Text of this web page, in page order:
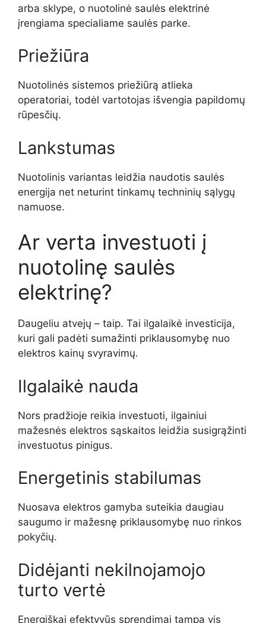
arba sklype, o nuotolinė saulės elektrinė
įrengiama specialiame saulės parke.
Priežiūra
Nuotolinės sistemos priežiūrą atlieka
operatoriai, todėl vartotojas išvengia papildomų
rūpesčių.
Lankstumas
Nuotolinis variantas leidžia naudotis saulės
energija net neturint tinkamų techninių sąlygų
namuose.
Ar verta investuoti į
nuotolinę saulės
elektrinę?
Daugeliu atvejų – taip. Tai ilgalaikė investicija,
kuri gali padėti sumažinti priklausomybę nuo
elektros kainų svyravimų.
Ilgalaikė nauda
Nors pradžioje reikia investuoti, ilgainiui
mažesnės elektros sąskaitos leidžia susigrąžinti
investuotus pinigus.
Energetinis stabilumas
Nuosava elektros gamyba suteikia daugiau
saugumo ir mažesnę priklausomybę nuo rinkos
pokyčių.
Didėjanti nekilnojamojo
turto vertė
Energiškai efektyvūs sprendimai tampa vis